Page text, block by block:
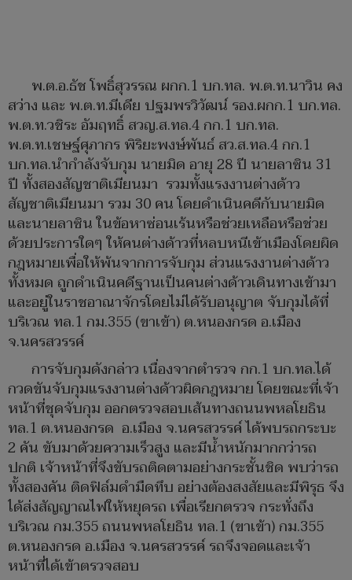
พ.ต.อ.ธัช โพธิ์สุวรรณ ผกก.1 บก.ทล. พ.ต.ท.นาวิน คง
สว่าง และ พ.ต.ท.มีเดีย ปฐมพรวิวัฒน์ รอง.ผกก.1 บก.ทล.
พ.ต.ท.วชิระ อัมฤทธิ์ สวญ.ส.ทล.4 กก.1 บก.ทล.
พ.ต.ท.เชษฐ์ศุภากร พิริยะพงษ์พันธ์ สว.ส.ทล.4 กก.1
บก.ทล.นำกำลังจับกุม นายมิด อายุ 28 ปี นายลาซิน 31
ปี ทั้งสองสัญชาติเมียนมา รวมทั้งแรงงานต่างด้าว
สัญชาติเมียนมา รวม 30 คน โดยดำเนินคดีกับนายมิด
และนายลาซิน ในข้อหาซ่อนเร้นหรือช่วยเหลือหรือช่วย
ด้วยประการใดๆ ให้คนต่างด้าวที่หลบหนีเข้าเมืองโดยผิด
กฎหมายเพื่อให้พ้นจากการจับกุม ส่วนแรงงานต่างด้าว
ทั้งหมด ถูกดำเนินคดีฐานเป็นคนต่างด้าวเดินทางเข้ามา
และอยู่ในราชอาณาจักรโดยไม่ได้รับอนุญาต จับกุมได้ที่
บริเวณ ทล.1 กม.355 (ขาเข้า) ต.หนองกรด อ.เมือง
จ.นครสวรรค์
การจับกุมดังกล่าว เนื่องจากตำรวจ กก.1 บก.ทล.ได้
กวดขันจับกุมแรงงานต่างด้าวผิดกฎหมาย โดยขณะที่เจ้า
หน้าที่ชุดจับกุม ออกตรวจสอบเส้นทางถนนพหลโยธิน
ทล.1 ต.หนองกรด อ.เมือง จ.นครสวรรค์ ได้พบรถกระบะ
2 คัน ขับมาด้วยความเร็วสูง และมีน้ำหนักมากกว่ารถ
ปกติ เจ้าหน้าที่จึงขับรถติดตามอย่างกระชั้นชิด พบว่ารถ
ทั้งสองคัน ติดฟิล์มดำมืดทึบ อย่างต้องสงสัยและมีพิรุธ จึง
ได้ส่งสัญญาณไฟให้หยุดรถ เพื่อเรียกตรวจ กระทั่งถึง
บริเวณ กม.355 ถนนพหลโยธิน ทล.1 (ขาเข้า) กม.355
ต.หนองกรด อ.เมือง จ.นครสวรรค์ รถจึงจอดและเจ้า
หน้าที่ได้เข้าตรวจสอบ